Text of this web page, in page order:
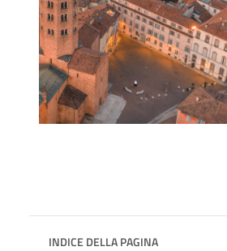
INDICE DELLA PAGINA